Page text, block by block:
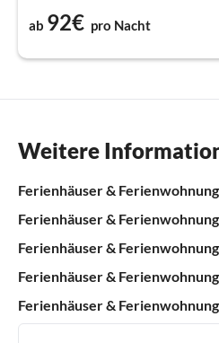
ab 92€ pro Nacht
Weitere
Ferienhäuser &
Ferienhäuser &
Ferienhäuser &
Ferienhäuser &
Ferienhäuser &